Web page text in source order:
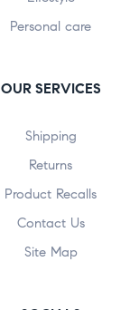
Personal care
OUR SERVICES
Shipping
Returns
Product Recalls
Contact Us
Site Map